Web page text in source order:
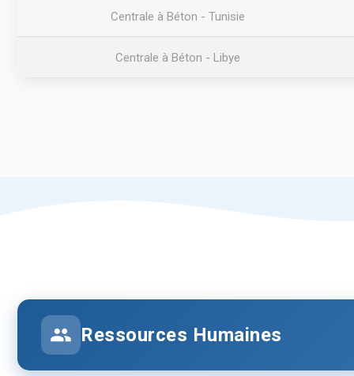
Centrale à Béton - Tunisie
Centrale à Béton - Libye
Ressources Humaines